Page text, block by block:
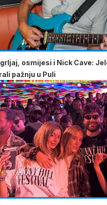
osmijesi i Nick Cave:
pažnju u Puli